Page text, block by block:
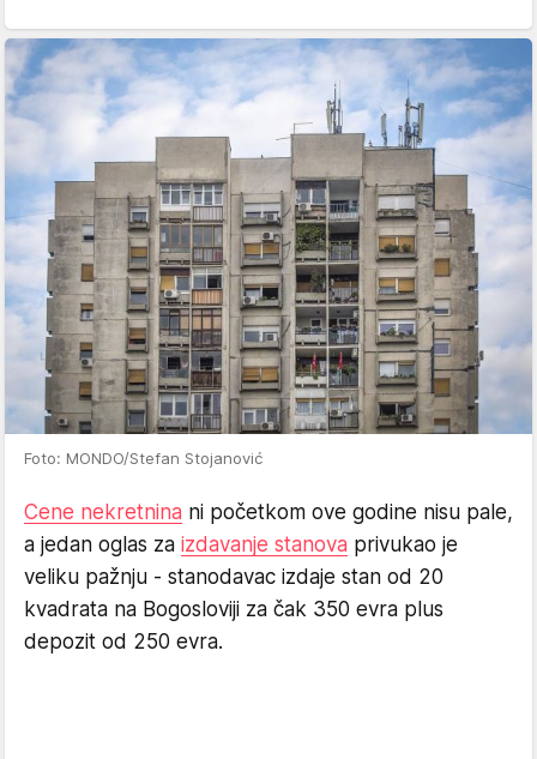
Foto: MONDO/Stefan Stojanović
Cene nekretnina ni početkom ove godine nisu pale,
a jedan oglas za izdavanje stanova privukao je
veliku pažnju - stanodavac izdaje stan od 20
kvadrata na Bogosloviji za čak 350 evra plus
depozit od 250 evra.